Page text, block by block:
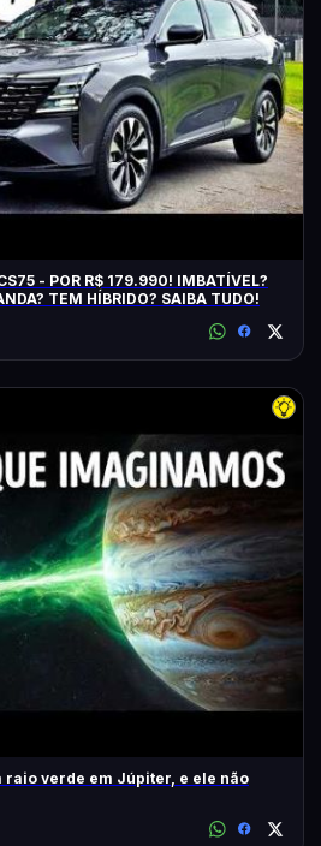
- POR R$ 179.990! IMBATÍVEL?
TEM HÍBRIDO? SAIBA TUDO!
raio verde em Júpiter, e ele não